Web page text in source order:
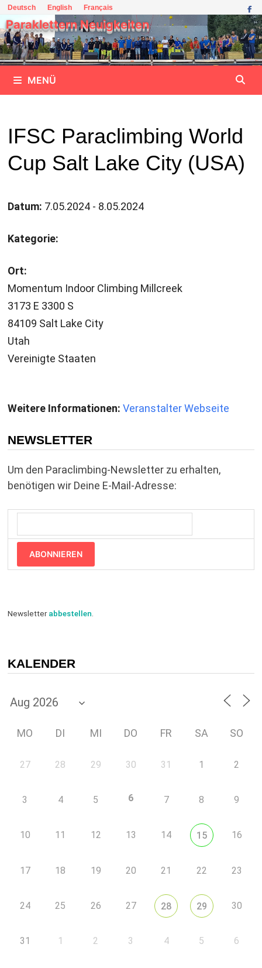
Zum
Inhalt
springen
Deutsch English Français
Paraklettern Neuigkeiten
MENÜ
IFSC Paraclimbing World
Cup Salt Lake City (USA)
Datum: 7.05.2024 - 8.05.2024
Kategorie:
Ort:
Momentum Indoor Climbing Millcreek
3173 E 3300 S
84109 Salt Lake City
Utah
Vereinigte Staaten
Weitere Informationen: Veranstalter Webseite
NEWSLETTER
Um den Paraclimbing-Newsletter zu erhalten,
benötigen wir Deine E-Mail-Adresse:
ABONNIEREN
Newsletterabbestellen.
KALENDER
MO DI MI DO FR SA SO
27 28 29 30 31 1 2
3 4 5 6 7 8 9
10 11 12 13 14 15 16
17 18 19 20 21 22 23
24 25 26 27 28 29 30
31 1 2 3 4 5 6